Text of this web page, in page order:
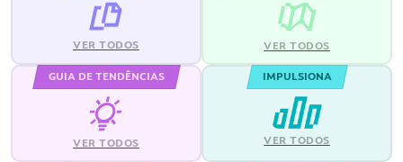
VER TODOS VER TODOS
GUIA DE TENDÊNCIAS
VER TODOS
IMPULSIONA
VER TODOS